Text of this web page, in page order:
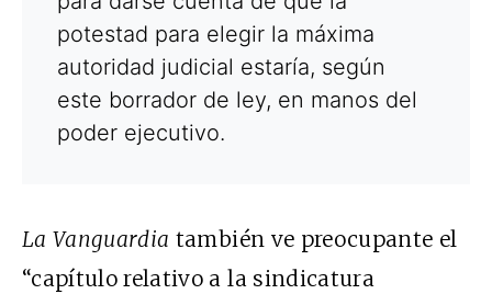
potestad para elegir la máxima
autoridad judicial estaría, según
este borrador de ley, en manos del
poder ejecutivo.
La Vanguardia también ve preocupante el
“capítulo relativo a la sindicatura